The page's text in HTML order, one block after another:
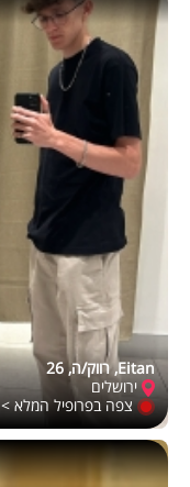
Eitan, רווק/ה, 26
ירושלים
צפה בפרופיל המלא >